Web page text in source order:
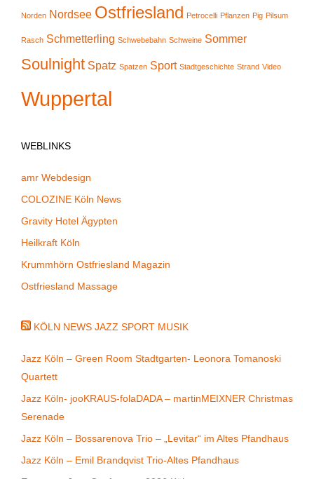
Norden Nordsee Ostfriesland Petrocelli Pflanzen Pig Pilsum
Rasch Schmetterling Schwebebahn Schweine Sommer
Soulnight Spatz Spatzen Sport Stadtgeschichte Strand Video
Wuppertal
WEBLINKS
amr Webdesign
COLOZINE Köln News
Gravity Hotel Ägypten
Heilkraft Köln
Krummhörn Ostfriesland Magazin
Ostfriesland Massage
KÖLN NEWS JAZZ SPORT MUSIK
Jazz Köln – Green Room Stadtgarten- Leonora Tomanoski
Quartett
Jazz Köln- jooKRAUS-folaDADA – martinMEIXNER Christmas
Serenade
Jazz Köln – Bossarenova Trio – „Levitar“ im Altes Pfandhaus
Jazz Köln – Emil Brandqvist Trio-Altes Pfandhaus